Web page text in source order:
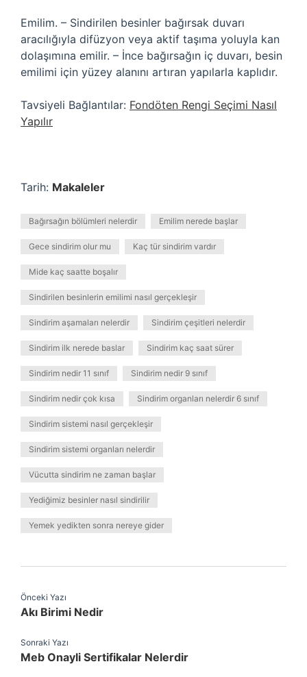
Emilim. – Sindirilen besinler bağırsak duvarı
aracılığıyla difüzyon veya aktif taşıma yoluyla kan
dolaşımına emilir. – İnce bağırsağın iç duvarı, besin
emilimi için yüzey alanını artıran yapılarla kaplıdır.
Tavsiyeli Bağlantılar: Fondöten Rengi Seçimi Nasıl
Yapılır
Tarih: Makaleler
Bağırsağın bölümleri nelerdir Emilim nerede başlar
Gece sindirim olur mu Kaç tür sindirim vardır
Mide kaç saatte boşalır
Sindirilen besinlerin emilimi nasıl gerçekleşir
Sindirim aşamaları nelerdir Sindirim çeşitleri nelerdir
Sindirim ilk nerede baslar Sindirim kaç saat sürer
Sindirim nedir 11 sınıf Sindirim nedir 9 sınıf
Sindirim nedir çok kısa Sindirim organları nelerdir 6 sınıf
Sindirim sistemi nasıl gerçekleşir
Sindirim sistemi organları nelerdir
Vücutta sindirim ne zaman başlar
Yediğimiz besinler nasıl sindirilir
Yemek yedikten sonra nereye gider
Önceki Yazı
Akı Birimi Nedir
Sonraki Yazı
Meb Onayli Sertifikalar Nelerdir